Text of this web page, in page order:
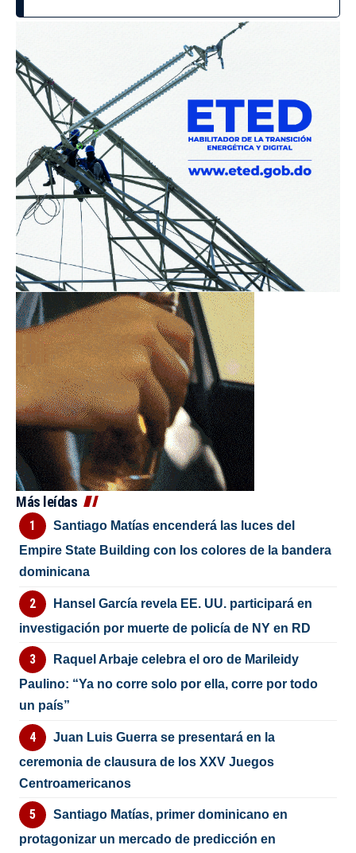
Más leídas
Santiago Matías encenderá las luces del
Empire State Building con los colores de la bandera
dominicana
Hansel García revela EE. UU. participará en
investigación por muerte de policía de NY en RD
Raquel Arbaje celebra el oro de Marileidy
Paulino: “Ya no corre solo por ella, corre por todo
un país”
Juan Luis Guerra se presentará en la
ceremonia de clausura de los XXV Juegos
Centroamericanos
Santiago Matías, primer dominicano en
protagonizar un mercado de predicción en